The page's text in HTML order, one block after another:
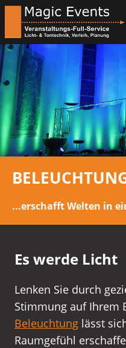
...erschafft Welten in
Es werde Licht
Lenken Sie durch
Stimmung auf Ihrem
Beleuchtung lässt
Raumgefühl